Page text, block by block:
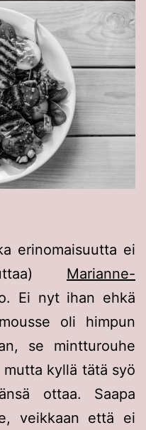
erinomaisuutta ei
Marianne-
Ei nyt ihan ehkä
oli himpun
se mintturouhe
kyllä tätä syö
ottaa. Saapa
veikkaan että ei